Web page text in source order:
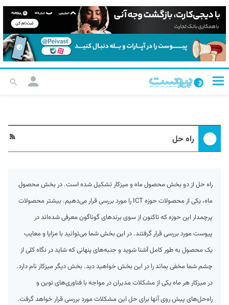
راه حل
راه حل از دو بخش محصول ماه و میزکار تشکیل شده است. در بخش محصول
ماه، یکی از محصولات حوزه ICT را مورد بررسی قرار می‌دهیم. بیشتر محصولات
پرچمدار این حوزه که تاکنون از سوی برندهای گوناگون معرفی شده‌اند در
پیوست مورد بررسی قرار گرفتند. در این بخش شما می‌توانید با مزایا و معایب
یک محصول به طور کامل آشنا شوید و جنبه‌های پنهانی که شاید در نگاه کلی از
چشم شما مخفی بماند را در این بخش خواهید دید. بخش دیگر میزکار نام دارد.
در میزکار هر ماه یکی از مشکلات مدیران در مواجه با فناوری‌های نوین و
راه‌حل‌های پیش روی آنها برای حل این مشکلات مورد بررسی قرار خواهد گرفت.